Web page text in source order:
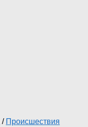
/ Происшествия